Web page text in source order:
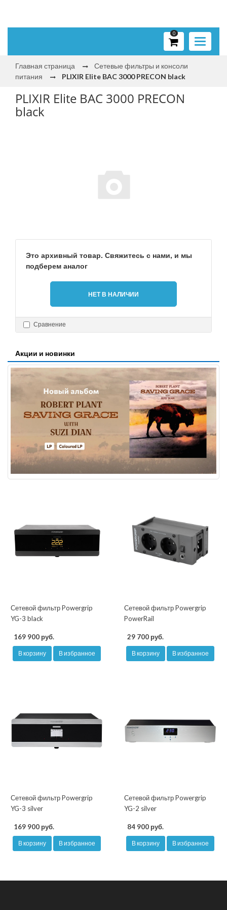
Toggle
0
Главная страница
Сетевые фильтры и консоли
питания
PLIXIR Elite BAC 3000 PRECON black
PLIXIR Elite BAC 3000 PRECON
black
Это архивный товар. Свяжитесь с нами, и мы
подберем аналог
НЕТ В НАЛИЧИИ
Сравнение
Акции и новинки
Сетевой фильтр Powergrip
YG-3 black
169 900 руб.
В корзину В избранное
Сетевой фильтр Powergrip
PowerRail
29 700 руб.
В корзину В избранное
Сетевой фильтр Powergrip
YG-3 silver
169 900 руб.
В корзину В избранное
Сетевой фильтр Powergrip
YG-2 silver
84 900 руб.
В корзину В избранное